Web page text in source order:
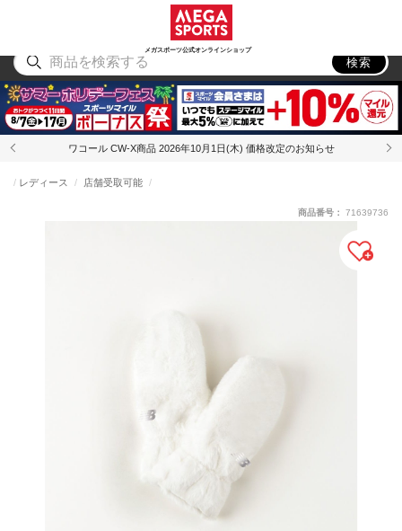
メガスポーツ公式オンラインショップ
アウトドア
検索
ワコール CW-X商品 2026年10月1日(木) 価格改定のお知らせ
レディース 店舗受取可能
商品番号： 71639736